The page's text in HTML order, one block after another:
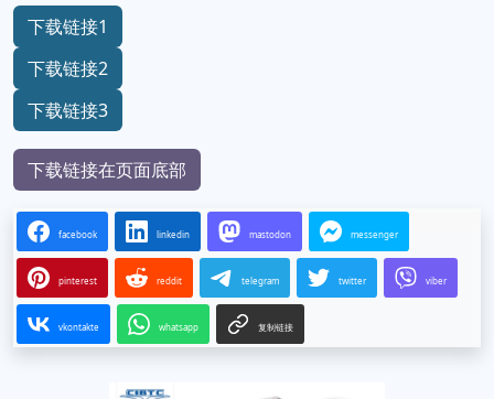
下载链接1
下载链接2
下载链接3
下载链接在页面底部
facebook linkedin mastodon messenger
pinterest reddit telegram twitter viber
vkontakte whatsapp 复制链接